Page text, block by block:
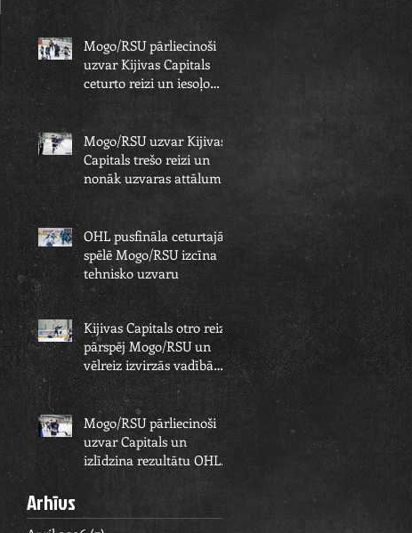
Mogo/RSU pārliecinoši
uzvar Kijivas Capitals
ceturto reizi un iesoļo
OHL finālā
Mogo/RSU uzvar Kijivas
Capitals trešo reizi un
nonāk uzvaras attālumā
OHL pusfināla ceturtajā
spēlē Mogo/RSU izcīna
tehnisko uzvaru
Kijivas Capitals otro reizi
pārspēj Mogo/RSU un
vēlreiz izvirzās vadībā
OHL pusfināla sērijā
Mogo/RSU pārliecinoši
uzvar Capitals un
izlīdzina rezultātu OHL
pusfināla sērijā
Arhīvs